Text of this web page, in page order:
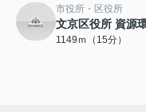
市役所・区役所
文京区役所 資源
1149ｍ（15分）